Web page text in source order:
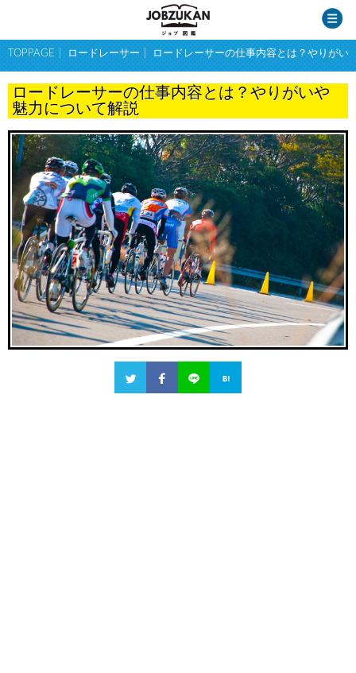
TOPPAGE ロードレーサー ロードレーサーの仕事内容とは？やりがい
ロードレーサーの仕事内容とは？やりがいや
魅力について解説